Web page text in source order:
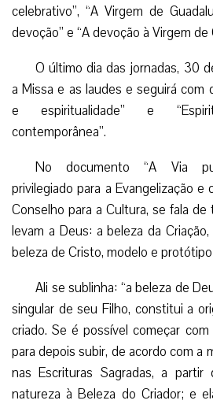
celebrativo”, “A Virgem de
devoção” e “A devoção à Virgem de
O último dia das jornadas, 30
a Missa e as laudes e seguirá com
e espiritualidade” e
contemporânea”.
No documento “A Via
privilegiado para a Evangelização e
Conselho para a Cultura, se fala
levam a Deus: a beleza da
beleza de Cristo, modelo e
Ali se sublinha: “a beleza de
singular de seu Filho, constitui a
criado. Se é possível começar
para depois subir, de acordo com a
nas Escrituras Sagradas, a
natureza à Beleza do Criador; e